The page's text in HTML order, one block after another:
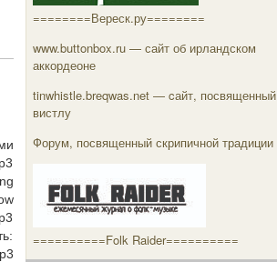
========Вереск.ру========
www.buttonbox.ru — сайт об ирландском
аккордеоне
tinwhistle.breqwas.net — cайт, посвященный
вистлу
Форум, посвященный скрипичной традиции
==========Folk Raider==========